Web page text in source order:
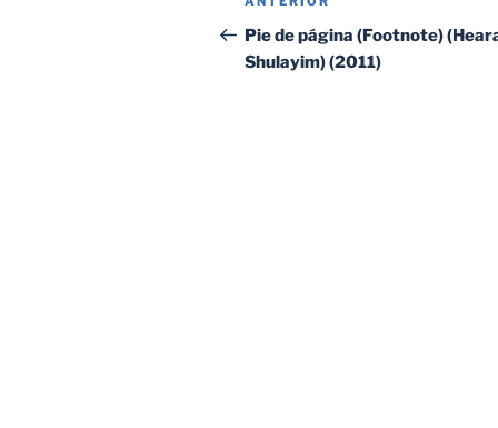
de
entradas
anterior:
Pie de página (Footnote)
Shulayim) (2011)